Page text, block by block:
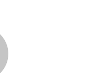
وكانت الحملة برئاسة
التفتيش الصيدلي
مصطفى الأسمر ود/
القضائي,